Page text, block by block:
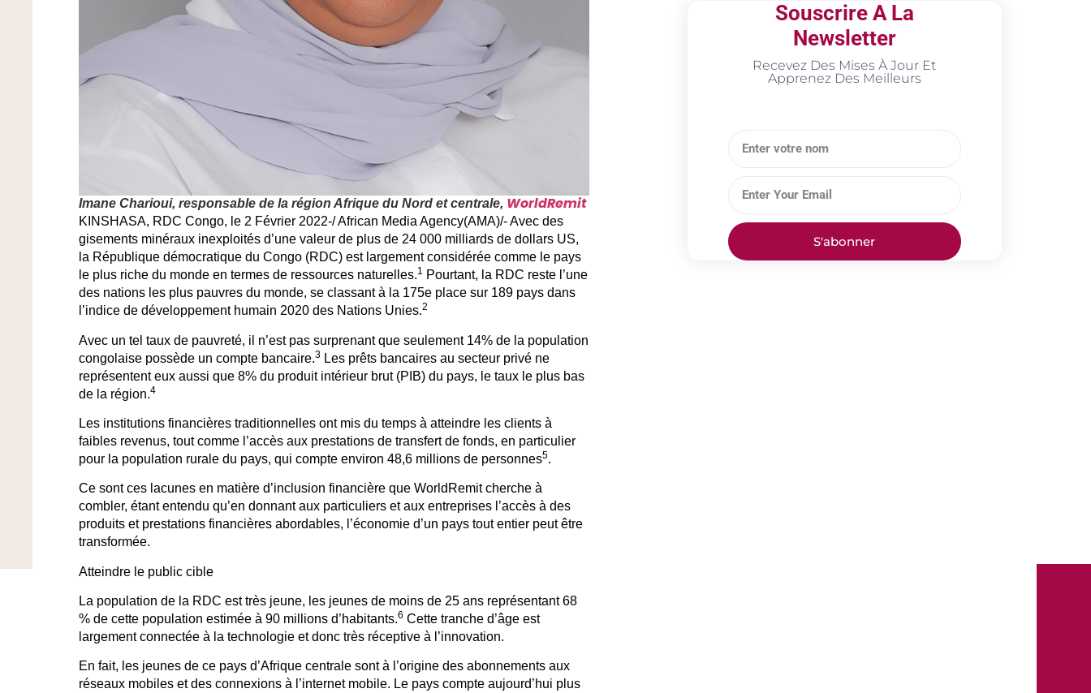
Imane Charioui, responsable de la région Afrique du Nord et centrale, WorldRemit
KINSHASA, RDC Congo, le 2 Février 2022-/ African Media Agency(AMA)/- Avec des
gisements minéraux inexploités d’une valeur de plus de 24 000 milliards de dollars US,
la République démocratique du Congo (RDC) est largement considérée comme le pays
le plus riche du monde en termes de ressources naturelles.1 Pourtant, la RDC reste l’une
des nations les plus pauvres du monde, se classant à la 175e place sur 189 pays dans
l’indice de développement humain 2020 des Nations Unies.2
Avec un tel taux de pauvreté, il n’est pas surprenant que seulement 14% de la population
congolaise possède un compte bancaire.3Les prêts bancaires au secteur privé ne
représentent eux aussi que 8% du produit intérieur brut (PIB) du pays, le taux le plus bas
de la région.4
Les institutions financières traditionnelles ont mis du temps à atteindre les clients à
faibles revenus, tout comme l’accès aux prestations de transfert de fonds, en particulier
pour la population rurale du pays, qui compte environ 48,6 millions de personnes5.
Ce sont ces lacunes en matière d’inclusion financière que WorldRemit cherche à
combler, étant entendu qu’en donnant aux particuliers et aux entreprises l’accès à des
produits et prestations financières abordables, l’économie d’un pays tout entier peut être
transformée.
Atteindre le public cible
La population de la RDC est très jeune, les jeunes de moins de 25 ans représentant 68
% de cette population estimée à 90 millions d’habitants.6 Cette tranche d’âge est
largement connectée à la technologie et donc très réceptive à l’innovation.
En fait, les jeunes de ce pays d’Afrique centrale sont à l’origine des abonnements aux
réseaux mobiles et des connexions à l’internet mobile. Le pays compte aujourd’hui plus
Souscrire A La
Newsletter
Recevez Des Mises À Jour Et
Apprenez Des Meilleurs
S'abonner